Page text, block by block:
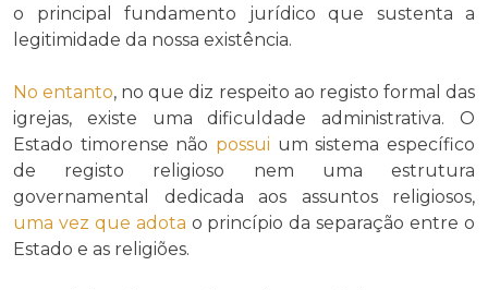
o principal fundamento jurídico que sustenta a
legitimidade da nossa existência.
No entanto, no que diz respeito ao registo formal das
igrejas, existe uma dificuldade administrativa. O
Estado timorense não possui um sistema específico
de registo religioso nem uma estrutura
governamental dedicada aos assuntos religiosos,
uma vez que adota o princípio da separação entre o
Estado e as religiões.